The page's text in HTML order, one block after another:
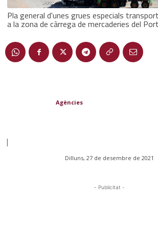
Pla general d'unes grues especials
a la zona de càrrega de mercaderies del
Agències
|
Dilluns, 27 de desembre de 2021
- Publicitat -